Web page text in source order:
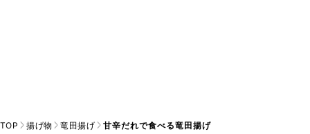
TOP 揚げ物 竜田揚げ 甘辛だれで食べる竜田揚げ